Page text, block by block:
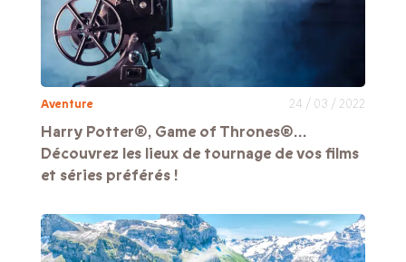
Aventure 24 / 03 / 2022
Harry Potter®, Game of Thrones®…
Découvrez les lieux de tournage de vos films
et séries préférés !